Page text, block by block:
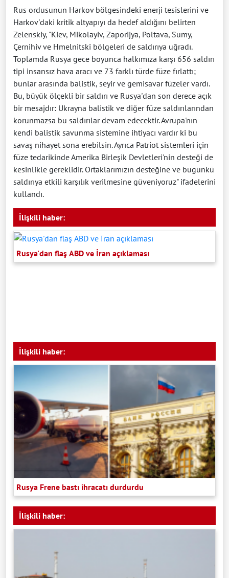
Rus ordusunun Harkov bölgesindeki enerji tesislerini ve
Harkov'daki kritik altyapıyı da hedef aldığını belirten
Zelenskiy, "Kiev, Mikolayiv, Zaporijya, Poltava, Sumy,
Çernihiv ve Hmelnitski bölgeleri de saldırıya uğradı.
Toplamda Rusya gece boyunca halkımıza karşı 656 saldırı
tipi insansız hava aracı ve 73 farklı türde füze fırlattı;
bunlar arasında balistik, seyir ve gemisavar füzeler vardı.
Bu, büyük ölçekli bir saldırı ve Rusya'dan son derece açık
bir mesajdır: Ukrayna balistik ve diğer füze saldırılarından
korunmazsa bu saldırılar devam edecektir. Avrupa'nın
kendi balistik savunma sistemine ihtiyacı vardır ki bu
savaş nihayet sona erebilsin. Ayrıca Patriot sistemleri için
füze tedarikinde Amerika Birleşik Devletleri'nin desteği de
kesinlikle gereklidir. Ortaklarımızın desteğine ve bugünkü
saldırıya etkili karşılık verilmesine güveniyoruz" ifadelerini
kullandı.
İlişkili haber:
Rusya'dan flaş ABD ve İran açıklaması
İlişkili haber:
Rusya Frene bastı ihracatı durdurdu
İlişkili haber: